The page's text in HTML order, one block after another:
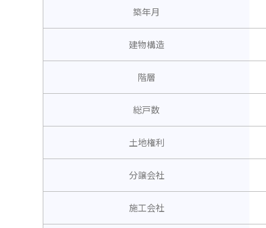
築年月
建物構造
階層
総戸数
土地権利
分譲会社
施工会社